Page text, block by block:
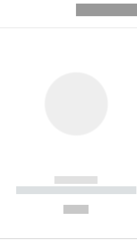
------------
----------- ----------- ----------